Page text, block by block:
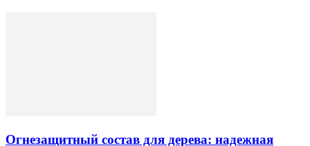
Огнезащитный состав для дерева: надежная